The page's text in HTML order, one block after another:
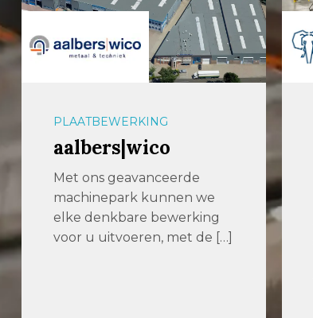
METAALBEWERKING
KS Parts and
Components
KS Parts and Components is
specialist in hoogwaardige
staalbewerking voor